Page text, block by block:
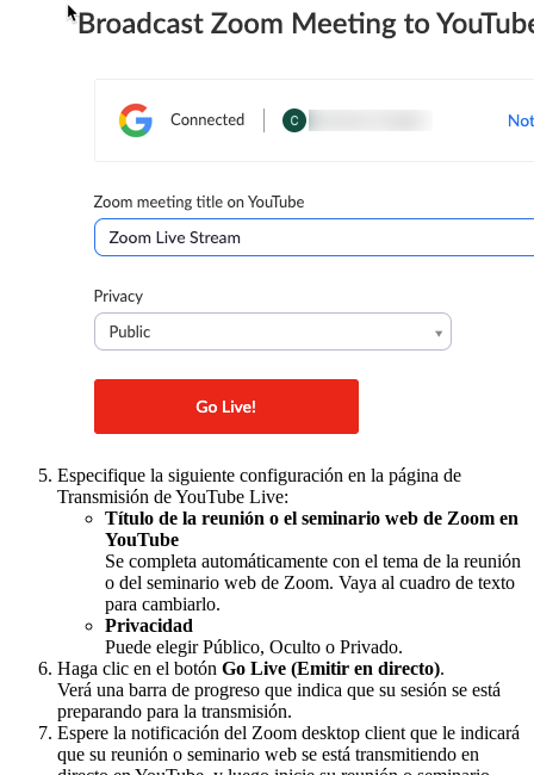
Especifique la siguiente configuración en la página de
Transmisión de YouTube Live:
Título de la reunión o el seminario web de Zoom en
YouTube
Se completa automáticamente con el tema de la reunión
o del seminario web de Zoom. Vaya al cuadro de texto
para cambiarlo.
Privacidad
Puede elegir Público, Oculto o Privado.
Haga clic en el botón Go Live (Emitir en directo).
Verá una barra de progreso que indica que su sesión se está
preparando para la transmisión.
Espere la notificación del Zoom desktop client que le indicará
que su reunión o seminario web se está transmitiendo en